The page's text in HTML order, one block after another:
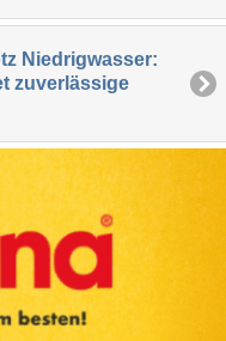
Niedrigwasser:
zuverlässige